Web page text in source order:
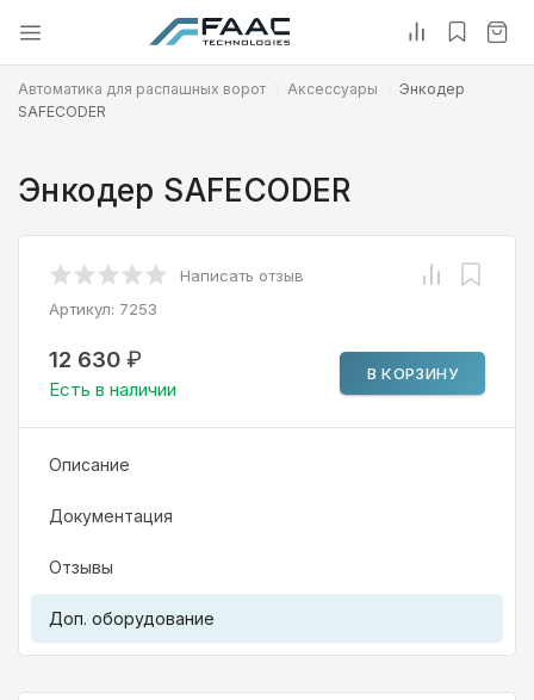
Автоматика для распашных ворот Аксессуары
Энкодер
SAFEСODER
Энкодер SAFEСODER
Написать отзыв
Артикул: 7253
12 630 ₽
Есть в наличии
В КОРЗИНУ
Описание
Документация
Отзывы
Доп. оборудование